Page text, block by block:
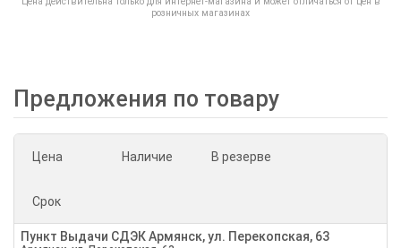
розничных магазинах
Предложения по товару
Цена Наличие В резерве
Срок
Пункт Выдачи СДЭК Армянск, ул. Перекопская, 63